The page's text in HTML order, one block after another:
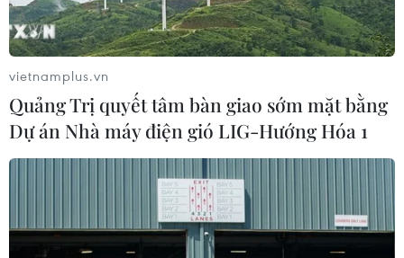
vietnamplus.vn
Quảng Trị quyết tâm bàn giao sớm mặt bằng
Dự án Nhà máy điện gió LIG-Hướng Hóa 1